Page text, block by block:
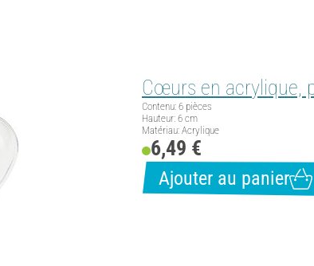
Cœurs en acrylique,
Contenu: 6 pièces
Hauteur: 6 cm
Matériau: Acrylique
6,49 €
Ajouter au panier